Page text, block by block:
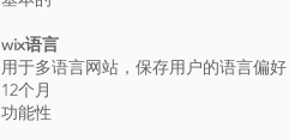
wix语言
用于多语言网站，保存用户的语言偏好
12个月
功能性